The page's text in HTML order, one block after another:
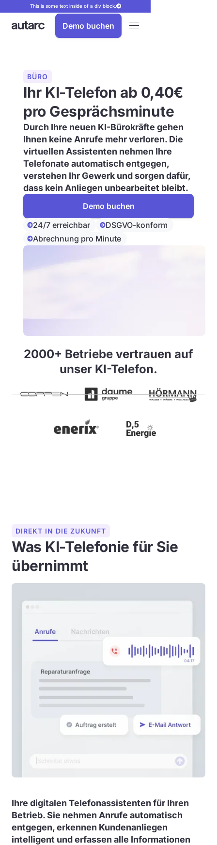
This is some text inside of a div block.
Demo buchen
BÜRO
Ihr KI-Telefon ab 0,40€
pro Gesprächsminute
Durch Ihre neuen KI-Bürokräfte gehen
Ihnen keine Anrufe mehr verloren. Die
virtuellen Assistenten nehmen Ihre
Telefonate automatisch entgegen,
verstehen Ihr Gewerk und sorgen dafür,
dass kein Anliegen unbearbeitet bleibt.
Demo buchen
24/7 erreichbar
DSGVO-konform
Abrechnung pro Minute
2000+ Betriebe vertrauen auf
unser KI-Telefon.
DIREKT IN DIE ZUKUNFT
Was KI-Telefonie für Sie
übernimmt
Ihre digitalen Telefonassistenten für Ihren
Betrieb. Sie nehmen Anrufe automatisch
entgegen, erkennen Kundenanliegen
intelligent und erfassen alle Informationen